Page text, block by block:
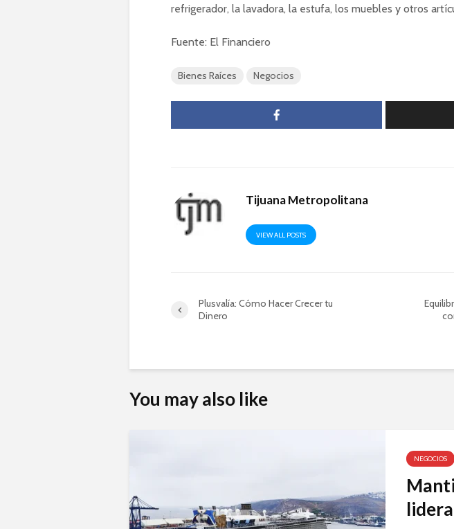
refrigerador, la lavadora, la estufa, los muebles y otros
Fuente: El Financiero
Bienes Raíces Negocios
Tijuana Metropolitana
VIEW ALL POSTS
Plusvalía: Cómo Hacer Crecer tu
Dinero
You may also like
NEGOCIOS